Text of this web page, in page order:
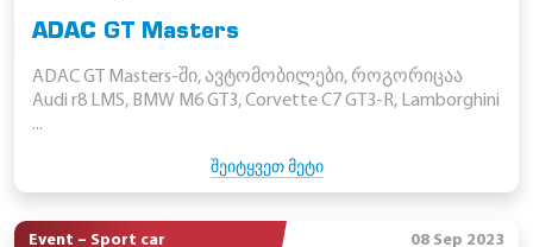
ADAC GT Masters
ADAC GT Masters-ში, ავტომობილები, როგორიცაა
Audi r8 LMS, BMW M6 GT3, Corvette C7 GT3-R, Lamborghini
...
ᲨᲔᲘᲢᲧᲕᲔᲗ ᲛᲔᲢᲘ
Event – Sport car 08 Sep 2023